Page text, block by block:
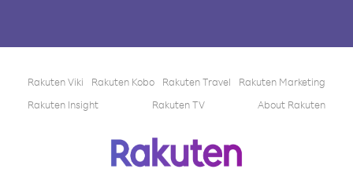
Rakuten Viki Rakuten Kobo Rakuten Travel
Rakuten Marketing
Rakuten Insight
Rakuten TV About Rakuten